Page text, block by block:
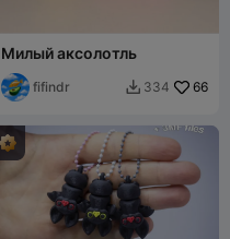
Милый аксолотль
fifindr  334 66